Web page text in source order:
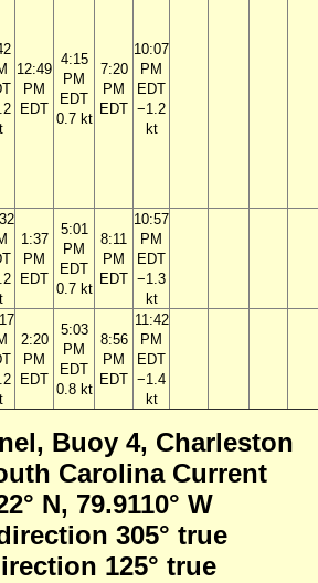
12:49
PM
EDT
4:15
PM
EDT
0.7 kt
7:20
PM
EDT
10:07
PM
EDT
−1.2
kt
1:37
PM
EDT
5:01
PM
EDT
0.7 kt
8:11
PM
EDT
10:57
PM
EDT
−1.3
kt
2:20
PM
EDT
5:03
PM
EDT
0.8 kt
8:56
PM
EDT
11:42
PM
EDT
−1.4
kt
Buoy 4, Charleston
Carolina Current
N, 79.9110° W
305° true
125° true